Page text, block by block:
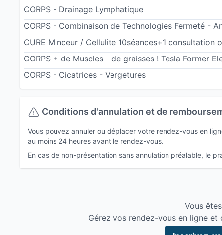
Certificat de formation continue Skin
Certificat de formation continue " Diabète"
nutrition et démarche fonctionnelle »
Formée aux analyses du microbiote intestinal
La formation, au travers de colloque, d’ateliers
une étape incontournable pour apporter la
fausses promesses. Et ce, de façon NON
Bénéficiez d’un soin sur mesure et d’un
Je n'abandonne pas mes petites piqures pour
CORPS - Drainage Lymphatique
CORPS - Combinaison de Technologies Fermeté -
CURE Minceur / Cellulite 10séances+1
CORPS + de Muscles - de graisses ! Tesla Former
CORPS - Cicatrices - Vergetures
Conditions d'annulation et de
Vous pouvez annuler ou déplacer votre rendez-vous en
au moins 24 heures avant le rendez-vous.
En cas de non-présentation sans annulation préalable, le
Vous
Gérez vos rendez-vous en ligne